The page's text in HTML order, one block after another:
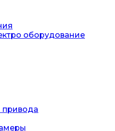
оборудование
привода